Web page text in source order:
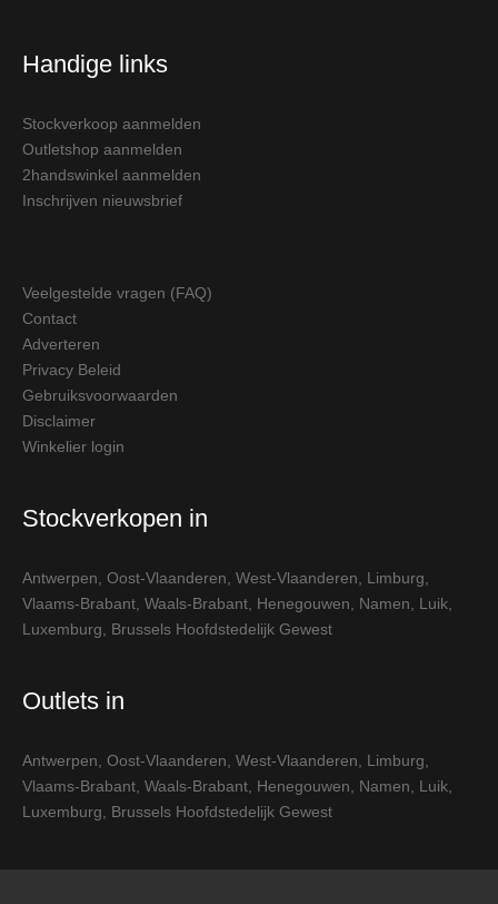
Handige links
Stockverkoop aanmelden
Outletshop aanmelden
2handswinkel aanmelden
Inschrijven nieuwsbrief
Veelgestelde vragen (FAQ)
Contact
Adverteren
Privacy Beleid
Gebruiksvoorwaarden
Disclaimer
Winkelier login
Stockverkopen in
Antwerpen Oost-Vlaanderen West-Vlaanderen Limburg
Vlaams-Brabant Waals-Brabant Henegouwen Namen Luik
Luxemburg
Brussels Hoofdstedelijk Gewest
Outlets in
Antwerpen Oost-Vlaanderen West-Vlaanderen Limburg
Vlaams-Brabant Waals-Brabant Henegouwen Namen Luik
Luxemburg
Brussels Hoofdstedelijk Gewest